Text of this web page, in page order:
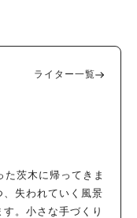
ライター一覧
茨木に帰ってきま
失われていく風景
。小さな手づくり